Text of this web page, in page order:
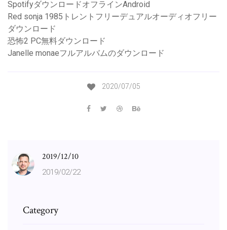
SpotifyダウンロードオフラインAndroid
Red sonja 1985トレントフリーデュアルオーディオフリー
ダウンロード
恐怖2 PC無料ダウンロード
Janelle monaeフルアルバムのダウンロード
2020/07/05
2019/12/10
2019/02/22
Category